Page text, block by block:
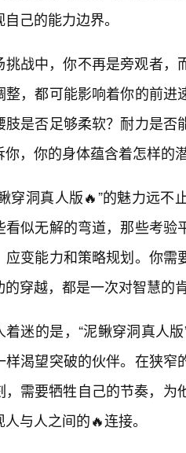
己的能力边界。
挑战中，你不再是旁观者，
整，都可能影响着你的前
肢是否足够柔软？耐力是
你，你的身体蕴含着怎样的
穿洞真人版🔥”的魅力远
看似无解的弯道，那些考
应变能力和策略规划。你
的穿越，都是一次对智慧的
着迷的是，“泥鳅穿洞真人
样渴望突破的伙伴。在狭
，需要牺牲自己的节奏，
与人之间的🔥连接。